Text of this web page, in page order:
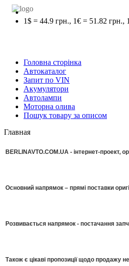
1$ = 44.9 грн., 1€ = 51.82 грн.,
Головна сторінка
Автокаталог
Запит по VIN
Акумулятори
Автолампи
Моторна олива
Пошук товару за описом
Главная
BERLINAVTO.COM.UA - інтернет-проект,
Основний напрямок – прямі поставки
Розвивається напрямок - постачання
Також є цікаві пропозиції щодо продажу